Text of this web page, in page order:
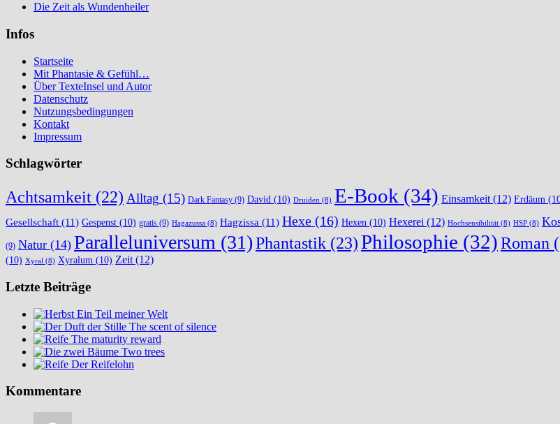
Die Zeit als Wundenheiler
Infos
Startseite
Mit Phantasie & Gefühl…
Über TexteInsel und Autor
Datenschutz
Nutzungsbedingungen
Kontakt
Impressum
Schlagwörter
Achtsamkeit (22) Alltag (15) Dark Fantasy (9) David (10) Druiden (8) E-Book (34) Einsamkeit (12) Erdäum
Gesellschaft (11) Gespenst (10) gratis (9) Hagazussa (8) Hagzissa (11) Hexe (16) Hexen (10) Hexerei (12) Hochsensibilität (8) HSP (8)
(9) Natur (14) Paralleluniversum (31)Phantastik (23)Philosophie (32)Roman
(10) Xyral (8) Xyralum (10) Zeit (12)
Letzte Beiträge
Ein Teil meiner Welt
The scent of silence
The maturity reward
Two trees
Der Reifelohn
Kommentare